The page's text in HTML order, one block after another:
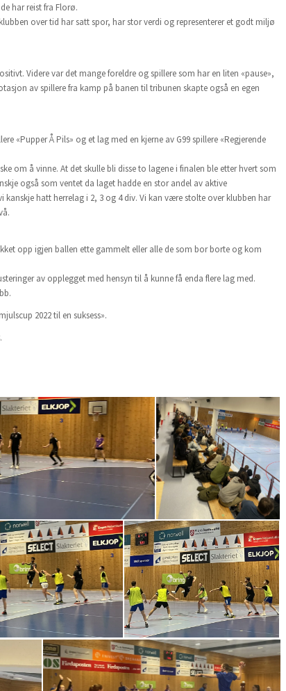
har reist fra Florø.
over tid har satt spor, har stor verdi og representerer et godt miljø
Videre var det mange foreldre og spillere som har en liten «pause»,
av spillere fra kamp på banen til tribunen skapte også en egen
«Pupper Å Pils» og et lag med en kjerne av G99 spillere «Regjerende
om å vinne. At det skulle bli disse to lagene i finalen ble etter hvert som
også som ventet da laget hadde en stor andel av aktive
hatt herrelag i 2, 3 og 4 div. Vi kan være stolte over klubben har
opp igjen ballen ette gammelt eller alle de som bor borte og kom
av opplegget med hensyn til å kunne få enda flere lag med.
2022 til en suksess».